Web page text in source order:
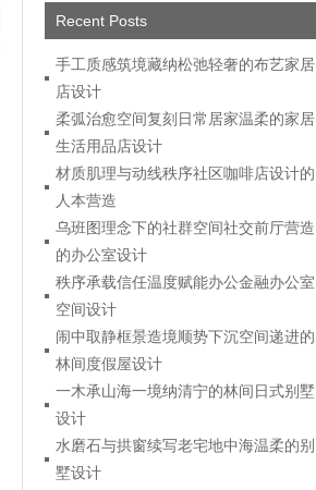
Recent Posts
手工质感筑境藏纳松弛轻奢的布艺家居
店设计
柔弧治愈空间复刻日常居家温柔的家居
生活用品店设计
材质肌理与动线秩序社区咖啡店设计的
人本营造
乌班图理念下的社群空间社交前厅营造
的办公室设计
秩序承载信任温度赋能办公金融办公室
空间设计
闹中取静框景造境顺势下沉空间递进的
林间度假屋设计
一木承山海一境纳清宁的林间日式别墅
设计
水磨石与拱窗续写老宅地中海温柔的别
墅设计